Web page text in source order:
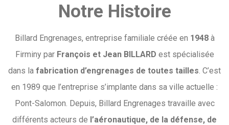
Notre Histoire
Billard Engrenages, entreprise familiale créée en 1948à
Firminy par François et Jean BILLARD est spécialisée
dans la fabrication d’engrenages de toutes tailles. C’est
en 1989 que l’entreprise s’implante dans sa ville actuelle :
Pont-Salomon. Depuis, Billard Engrenages travaille avec
différents acteurs de l’aéronautique, de la défense, de